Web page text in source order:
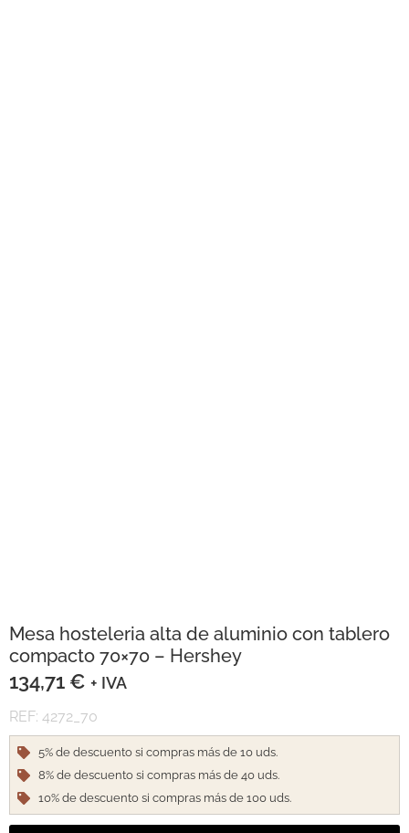
Mesa hosteleria alta de aluminio con tablero
compacto 70×70 – Hershey
134,71 € + IVA
REF: 4272_70
5% de descuento si compras más de 10 uds.
8% de descuento si compras más de 40 uds.
10% de descuento si compras más de 100 uds.